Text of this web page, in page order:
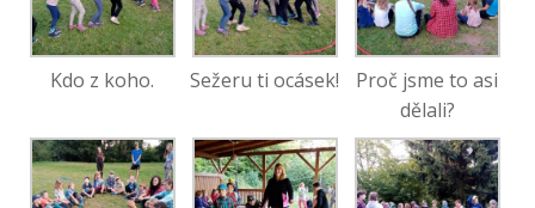
Kdo z koho. Sežeru ti ocásek!
Proč jsme to asi
dělali?